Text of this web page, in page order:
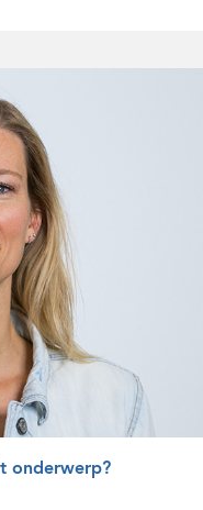
onderwerp?